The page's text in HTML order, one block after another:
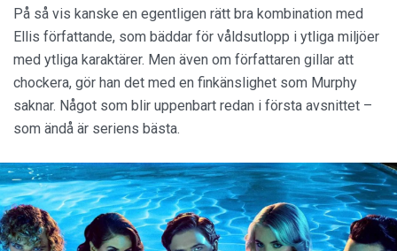
På så vis kanske en egentligen rätt bra kombination med
Ellis författande, som bäddar för våldsutlopp i ytliga miljöer
med ytliga karaktärer. Men även om författaren gillar att
chockera, gör han det med en finkänslighet som Murphy
saknar. Något som blir uppenbart redan i första avsnittet –
som ändå är seriens bästa.